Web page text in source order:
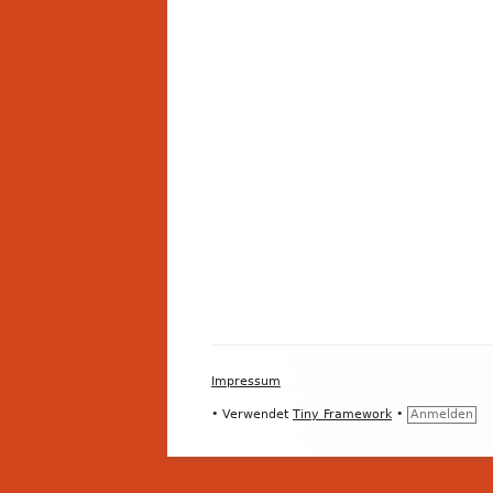
Inhalt
Impressum
• Verwendet Tiny Framework • Anmelden